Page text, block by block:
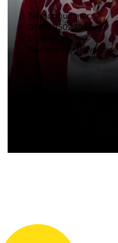
Telefonnummer:
03874 2502 183
E-Mail:
bewerbung@lewens.de